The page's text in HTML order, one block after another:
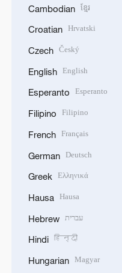
Cambodian ខ្មែរ
Croatian Hrvatski
Czech Český
English English
Esperanto Esperanto
Filipino Filipino
French Français
German Deutsch
Greek Ελληνικά
Hausa Hausa
Hebrew עברית
Hindi हिन्दी
Hungarian Magyar